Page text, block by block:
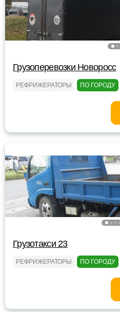
Грузоперевозки Новоросс
РЕФРИЖЕРАТОРЫ ПО ГОРОДУ
Грузотакси 23
РЕФРИЖЕРАТОРЫ ПО ГОРОДУ